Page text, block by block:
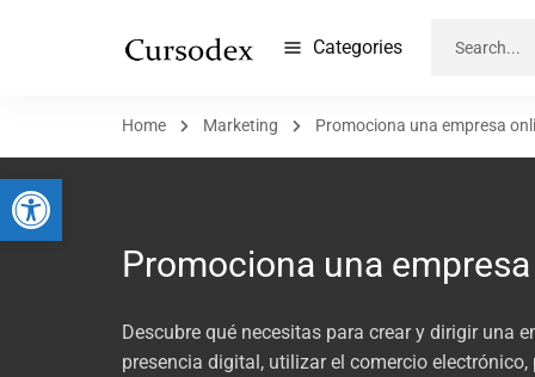
Abrir barra de herramientas
Categories
Home Marketing Promociona una empresa
Promociona una
Descubre qué necesitas para crear y dirigir una
presencia digital, utilizar el comercio